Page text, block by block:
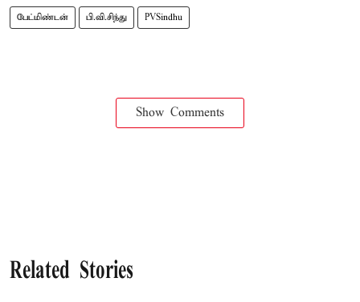
பேட்மிண்டன் பி.வி.சிந்து PVSindhu
Show Comments
Related Stories